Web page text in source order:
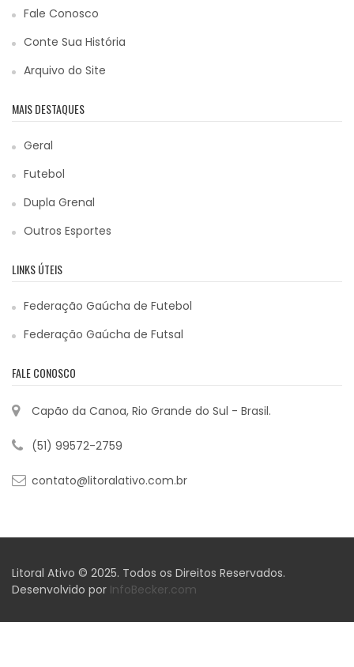
Fale Conosco
Conte Sua História
Arquivo do Site
MAIS DESTAQUES
Geral
Futebol
Dupla Grenal
Outros Esportes
LINKS ÚTEIS
Federação Gaúcha de Futebol
Federação Gaúcha de Futsal
FALE CONOSCO
Capão da Canoa, Rio Grande do Sul - Brasil.
(51) 99572-2759
contato@litoralativo.com.br
Litoral Ativo © 2025. Todos os Direitos Reservados.
Desenvolvido por InfoBecker.com